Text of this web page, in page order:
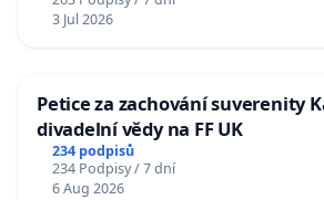
3 Jul 2026
Petice za zachování suverenity
divadelní vědy na FF UK
234 podpisů
234 Podpisy / 7 dní
6 Aug 2026